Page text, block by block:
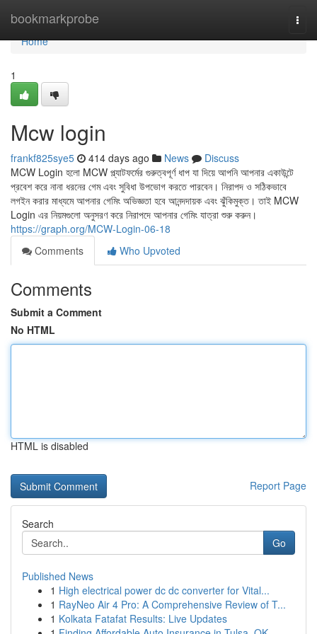
bookmarkprobe
Home
Home
1
Mcw login
frankf825sye5 414 days ago News
Discuss
MCW Login হলো MCW প্ল্যাটফর্মের গুরুত্বপূর্ণ ধাপ যা দিয়ে আপনি আপনার একাউন্টে
প্রবেশ করে নানা ধরনের গেম এবং সুবিধা উপভোগ করতে পারবেন। নিরাপদ ও সঠিকভাবে
লগইন করার মাধ্যমে আপনার গেমিং অভিজ্ঞতা হবে আনন্দদায়ক এবং ঝুঁকিমুক্ত। তাই MCW
Login এর নিয়মগুলো অনুসরণ করে নিরাপদে আপনার গেমিং যাত্রা শুরু করুন।
https://graph.org/MCW-Login-06-18
Comments
Who Upvoted
Comments
Submit a Comment
No HTML
HTML is disabled
Report Page
Search
Go
Published News
1 High electrical power dc dc converter for Vital...
1 RayNeo Air 4 Pro: A Comprehensive Review of T...
1 Kolkata Fatafat Results: Live Updates